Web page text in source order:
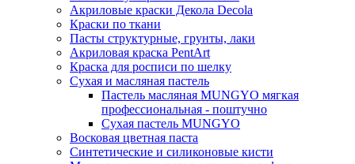
Акриловые краски Декола Decola
Краски по ткани
Пасты структурные, грунты, лаки
Акриловая краска PentArt
Краска для росписи по шелку
Cухая и масляная пастель
Пастель масляная MUNGYO мягкая
профессиональная - поштучно
Сухая пастель MUNGYO
Восковая цветная паста
Синтетические и силиконовые кисти